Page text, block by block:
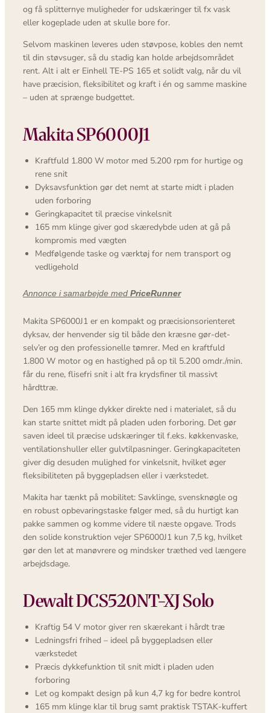
og få splitternye muligheder for udskæringer til fx vask
eller kogeplade uden at skulle bore for.
Selvom maskinen leveres uden støvpose, kobles den nemt
til din støvsuger, så du stadig kan holde arbejdsområdet
rent. Alt i alt er Einhell TE-PS 165 et solidt valg, når du vil
have præcision, fleksibilitet og kraft i én og samme maskine
– uden at sprænge budgettet.
Makita SP6000J1
Kraftfuld 1.800 W motor med 5.200 rpm for hurtige og
rene snit
Dyksavsfunktion gør det nemt at starte midt i pladen
uden forboring
Geringkapacitet til præcise vinkelsnit
165 mm klinge giver god skæredybde uden at gå på
kompromis med vægten
Medfølgende taske og værktøj for nem transport og
vedligehold
Annonce i samarbejde med PriceRunner
Makita SP6000J1 er en kompakt og præcisionsorienteret
dyksav, der henvender sig til både den kræsne gør-det-
selv’er og den professionelle tømrer. Med en kraftfuld
1.800 W motor og en hastighed på op til 5.200 omdr./min.
får du rene, flisefri snit i alt fra krydsfiner til massivt
hårdttræ.
Den 165 mm klinge dykker direkte ned i materialet, så du
kan starte snittet midt på pladen uden forboring. Det gør
saven ideel til præcise udskæringer til f.eks. køkkenvaske,
ventilationshuller eller gulvtilpasninger. Geringkapaciteten
giver dig desuden mulighed for vinkelsnit, hvilket øger
fleksibiliteten på byggepladsen eller i værkstedet.
Makita har tænkt på mobilitet: Savklinge, svensknøgle og
en robust opbevaringstaske følger med, så du hurtigt kan
pakke sammen og komme videre til næste opgave. Trods
den solide konstruktion vejer SP6000J1 kun 7,5 kg, hvilket
gør den let at manøvrere og mindsker træthed ved længere
arbejdsdage.
Dewalt DCS520NT-XJ Solo
Kraftig 54 V motor giver ren skærekant i hårdt træ
Ledningsfri frihed – ideel på byggepladsen eller
værkstedet
Præcis dykkefunktion til snit midt i pladen uden
forboring
Let og kompakt design på kun 4,7 kg for bedre kontrol
165 mm klinge klar til brug samt praktisk TSTAK-kuffert